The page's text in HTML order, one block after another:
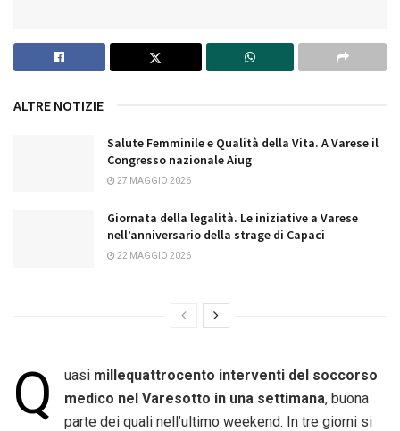
ALTRE NOTIZIE
Salute Femminile e Qualità della Vita. A Varese il
Congresso nazionale Aiug
27 MAGGIO 2026
Giornata della legalità. Le iniziative a Varese
nell’anniversario della strage di Capaci
22 MAGGIO 2026
Q uasi millequattrocento interventi del soccorso
medico nel Varesotto in una settimana, buona
parte dei quali nell’ultimo weekend. In tre giorni si